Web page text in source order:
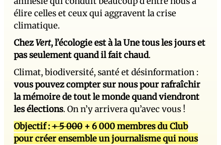
élire celles et ceux qui aggravent la crise
climatique.
ChezVert, l’écologie est à la Une tous les jours et
pas seulement quand il fait chaud.
Climat, biodiversité, santé et désinformation :
vous pouvez compter sur nous pour rafraîchir
la mémoire de tout le monde quand viendront
les élections. On n’y arrivera qu’avec vous !
Objectif :+ 5 000 + 6 000 membres du Club
pour créer ensemble un journalisme qui nous